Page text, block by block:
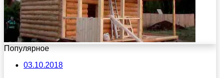
Популярное
03.10.2018